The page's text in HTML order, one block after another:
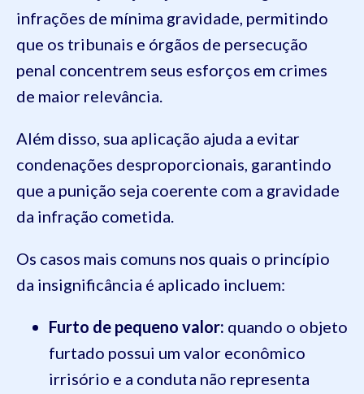
infrações de mínima gravidade, permitindo
que os tribunais e órgãos de persecução
penal concentrem seus esforços em crimes
de maior relevância.
Além disso, sua aplicação ajuda a evitar
condenações desproporcionais, garantindo
que a punição seja coerente com a gravidade
da infração cometida.
Os casos mais comuns nos quais o princípio
da insignificância é aplicado incluem:
Furto de pequeno valor: quando o objeto
furtado possui um valor econômico
irrisório e a conduta não representa